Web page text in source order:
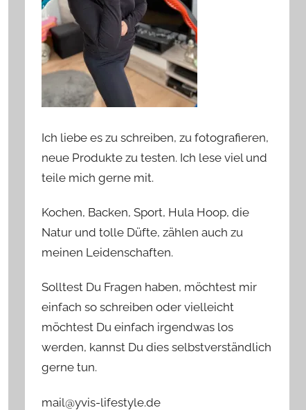
Ich liebe es zu schreiben, zu fotografieren,
neue Produkte zu testen. Ich lese viel und
teile mich gerne mit.
Kochen, Backen, Sport, Hula Hoop, die
Natur und tolle Düfte, zählen auch zu
meinen Leidenschaften.
Solltest Du Fragen haben, möchtest mir
einfach so schreiben oder vielleicht
möchtest Du einfach irgendwas los
werden, kannst Du dies selbstverständlich
gerne tun.
mail@yvis-lifestyle.de